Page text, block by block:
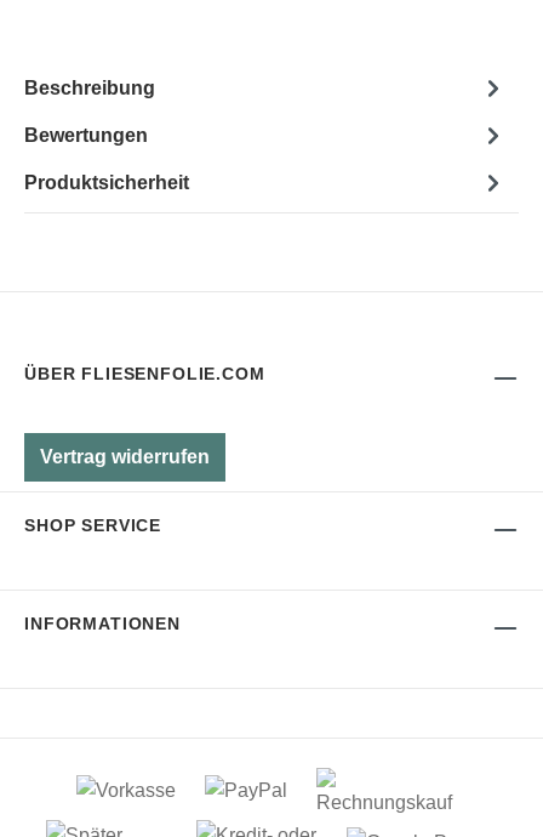
Beschreibung
Bewertungen
Produktsicherheit
ÜBER FLIESENFOLIE.COM
Vertrag widerrufen
SHOP SERVICE
INFORMATIONEN